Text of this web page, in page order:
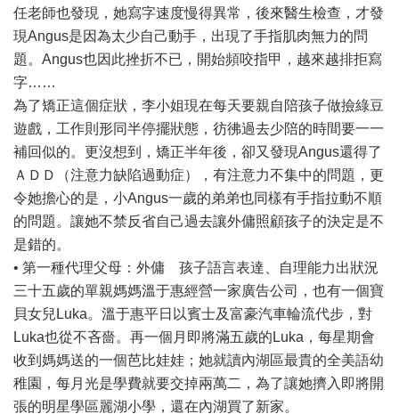
任老師也發現，她寫字速度慢得異常，後來醫生檢查，才發
現Angus是因為太少自己動手，出現了手指肌肉無力的問
題。Angus也因此挫折不已，開始頻咬指甲，越來越排拒寫
字……
為了矯正這個症狀，李小姐現在每天要親自陪孩子做撿綠豆
遊戲，工作則形同半停擺狀態，彷彿過去少陪的時間要一一
補回似的。更沒想到，矯正半年後，卻又發現Angus還得了
ＡＤＤ（注意力缺陷過動症），有注意力不集中的問題，更
令她擔心的是，小Angus一歲的弟弟也同樣有手指拉動不順
的問題。讓她不禁反省自己過去讓外傭照顧孩子的決定是不
是錯的。
• 第一種代理父母：外傭 孩子語言表達、自理能力出狀況
三十五歲的單親媽媽溫于惠經營一家廣告公司，也有一個寶
貝女兒Luka。溫于惠平日以賓士及富豪汽車輪流代步，對
Luka也從不吝嗇。再一個月即將滿五歲的Luka，每星期會
收到媽媽送的一個芭比娃娃；她就讀內湖區最貴的全美語幼
稚園，每月光是學費就要交掉兩萬二，為了讓她擠入即將開
張的明星學區麗湖小學，還在內湖買了新家。